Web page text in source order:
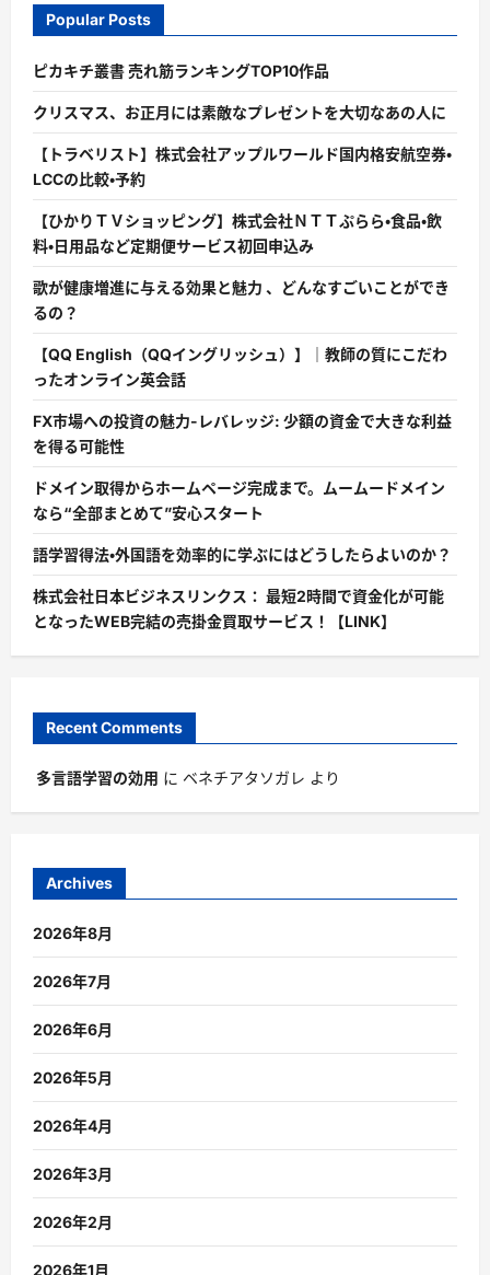
Popular Posts
ピカキチ叢書 売れ筋ランキングTOP10作品
クリスマス、お正月には素敵なプレゼントを大切なあの人に
【トラベリスト】株式会社アップルワールド国内格安航空券・
LCCの比較・予約
【ひかりＴＶショッピング】株式会社ＮＴＴぷらら・食品・飲
料・日用品など定期便サービス初回申込み
歌が健康増進に与える効果と魅力 、どんなすごいことができ
るの？
【QQ English（QQイングリッシュ）】｜教師の質にこだわ
ったオンライン英会話
FX市場への投資の魅力-レバレッジ: 少額の資金で大きな利益
を得る可能性
ドメイン取得からホームページ完成まで。ムームードメイン
なら“全部まとめて”安心スタート
語学習得法・外国語を効率的に学ぶにはどうしたらよいのか？
株式会社日本ビジネスリンクス： 最短2時間で資金化が可能
となったWEB完結の売掛金買取サービス！【LINK】
Recent Comments
多言語学習の効用 に ベネチアタソガレ より
Archives
2026年8月
2026年7月
2026年6月
2026年5月
2026年4月
2026年3月
2026年2月
2026年1月